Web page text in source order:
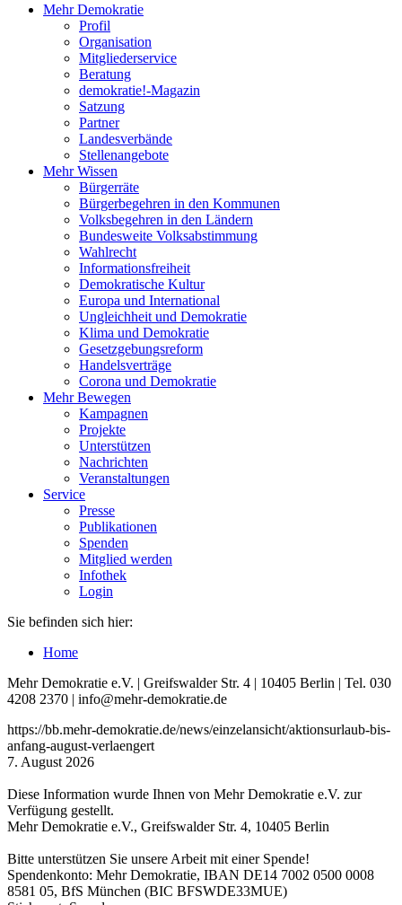
Mehr Demokratie
Profil
Organisation
Mitgliederservice
Beratung
demokratie!-Magazin
Satzung
Partner
Landesverbände
Stellenangebote
Mehr Wissen
Bürgerräte
Bürgerbegehren in den Kommunen
Volksbegehren in den Ländern
Bundesweite Volksabstimmung
Wahlrecht
Informationsfreiheit
Demokratische Kultur
Europa und International
Ungleichheit und Demokratie
Klima und Demokratie
Gesetzgebungsreform
Handelsverträge
Corona und Demokratie
Mehr Bewegen
Kampagnen
Projekte
Unterstützen
Nachrichten
Veranstaltungen
Service
Presse
Publikationen
Spenden
Mitglied werden
Infothek
Login
Sie befinden sich hier:
Home
Mehr Demokratie e.V. | Greifswalder Str. 4 | 10405 Berlin | Tel. 030
4208 2370 | info@mehr-demokratie.de
https://bb.mehr-demokratie.de/news/einzelansicht/aktionsurlaub-bis-
anfang-august-verlaengert
7. August 2026
Diese Information wurde Ihnen von Mehr Demokratie e.V. zur
Verfügung gestellt.
Mehr Demokratie e.V., Greifswalder Str. 4, 10405 Berlin
Bitte unterstützen Sie unsere Arbeit mit einer Spende!
Spendenkonto: Mehr Demokratie, IBAN DE14 7002 0500 0008
8581 05, BfS München (BIC BFSWDE33MUE)